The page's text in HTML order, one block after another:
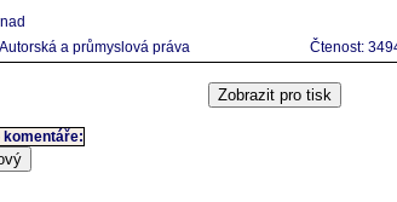
a průmyslová práva
Čtenost:
komentáře: